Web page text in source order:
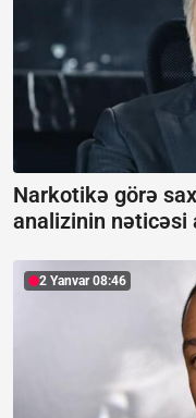
Narkotikə görə
analizinin nəticəsi
2 Yanvar 08:46